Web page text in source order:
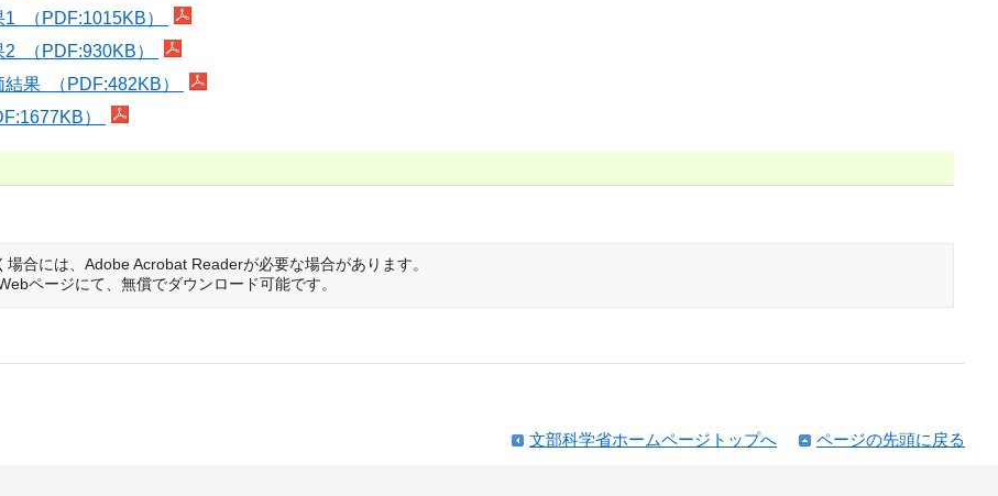
（PDF:1015KB）
（PDF:930KB）
果 （PDF:482KB）
）
合には、Adobe Acrobat Readerが必要な場合があります。
ページにて、無償でダウンロード可能です。
ページの先頭に戻る
文部科学省ホームページトップへ